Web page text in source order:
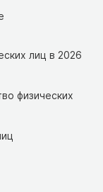
лиц в 2026
физических